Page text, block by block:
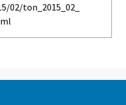
ton_2015_02_